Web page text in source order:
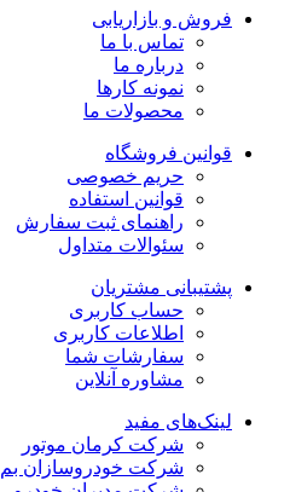
فروش و بازاریابی
تماس با ما
درباره ما
نمونه کارها
محصولات ما
قوانین فروشگاه
حریم خصوصی
قوانین استفاده
راهنمای ثبت سفارش
سئوالات متداول
پشتیبانی مشتریان
حساب کاربری
اطلاعات کاربری
سفارشات شما
مشاوره آنلاین
لینک‌های مفید
شرکت کرمان موتور
شرکت خودروسازان بم